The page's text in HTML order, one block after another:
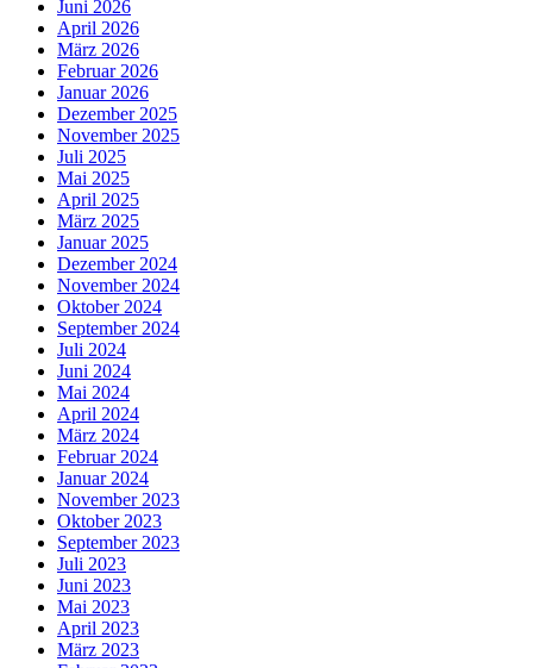
Juni 2026
April 2026
März 2026
Februar 2026
Januar 2026
Dezember 2025
November 2025
Juli 2025
Mai 2025
April 2025
März 2025
Januar 2025
Dezember 2024
November 2024
Oktober 2024
September 2024
Juli 2024
Juni 2024
Mai 2024
April 2024
März 2024
Februar 2024
Januar 2024
November 2023
Oktober 2023
September 2023
Juli 2023
Juni 2023
Mai 2023
April 2023
März 2023